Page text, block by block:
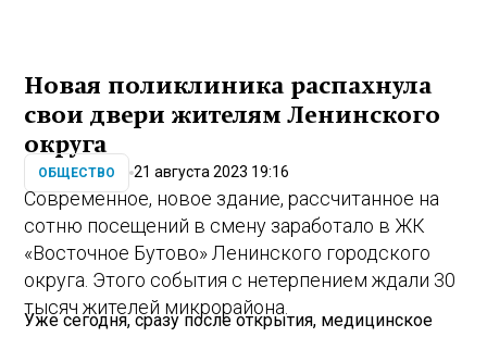
Новая поликлиника распахнула
свои двери жителям Ленинского
округа
ОБЩЕСТВО 21 августа 2023 19:16
Современное, новое здание, рассчитанное на
сотню посещений в смену заработало в ЖК
«Восточное Бутово» Ленинского городского
округа. Этого события с нетерпением ждали 30
тысяч жителей микрорайона.
Уже сегодня, сразу после открытия, медицинское